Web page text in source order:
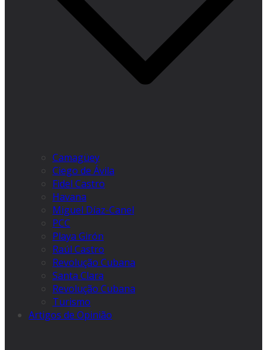
Camagüey
Ciego de Ávila
Fidel Castro
Havana
Miguel Díaz-Canel
PCC
Playa Girón
Raúl Castro
Revolução Cubana
Santa Clara
Revolução Cubana
Turismo
Artigos de Opinião